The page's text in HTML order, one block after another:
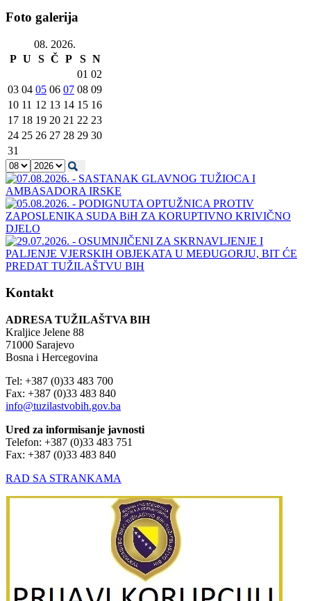
Foto galerija
08. 2026.
P U S Č P S N
01 02
03 04 05 06 07 08 09
10 11 12 13 14 15 16
17 18 19 20 21 22 23
24 25 26 27 28 29 30
31
Kontakt
ADRESA TUŽILAŠTVA BIH
Kraljice Jelene 88
71000 Sarajevo
Bosna i Hercegovina
Tel: +387 (0)33 483 700
Fax: +387 (0)33 483 840
info@tuzilastvobih.gov.ba
Ured za informisanje javnosti
Telefon: +387 (0)33 483 751
Fax: +387 (0)33 483 840
RAD SA STRANKAMA